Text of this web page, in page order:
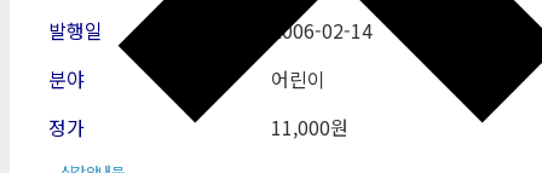
발행일
2006-02-14
분야
어린이
정가
11,000원